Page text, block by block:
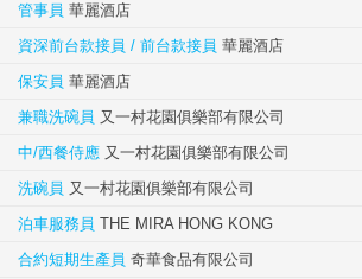
管事員 華麗酒店
資深前台款接員 / 前台款接員 華麗酒店
保安員 華麗酒店
兼職洗碗員 又一村花園俱樂部有限公司
中/西餐侍應 又一村花園俱樂部有限公司
洗碗員 又一村花園俱樂部有限公司
泊車服務員 THE MIRA HONG KONG
合約短期生產員 奇華食品有限公司